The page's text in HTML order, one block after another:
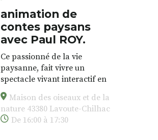
animation de
contes paysans
avec Paul ROY.
Ce passionné de la vie
paysanne, fait vivre un
spectacle vivant interactif en
proposant une animation dans
l’esprit des veillées, en
chansons, en contes, à partir de
vieux outils de la paysannerie,
Maison des oiseaux et de la
nature 43380 Lavoute-Chilhac
De 16:00 à 17:30